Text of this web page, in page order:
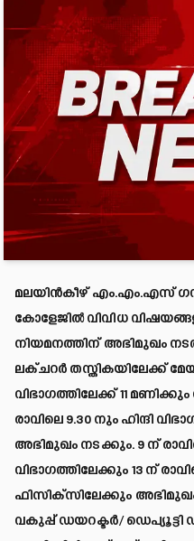
മലയിൻകീഴ്
കോളേജിൽ വിവിധ
നിയമനത്തിന് അഭിമുഖം
ലക്ചറർ തസ്തികയിലേക്ക്
വിഭാഗത്തിലേക്ക് 11 മണിക്കും
രാവിലെ 9.30 നും ഹിന്ദി
അഭിമുഖം നടക്കും. 9 ന്
വിഭാഗത്തിലേക്കും 13 ന്
ഫിസിക്സിലേക്കും അഭിമുഖം
വകുപ്പ് ഡയറക്ടർ/ ഡെപ്യൂട്ടി